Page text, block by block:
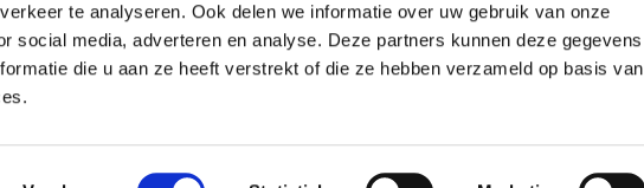
te analyseren. Ook delen we informatie over uw gebruik van onze
social media, adverteren en analyse. Deze partners kunnen deze gegevens
die u aan ze heeft verstrekt of die ze hebben verzameld op basis van
als gast
vragen